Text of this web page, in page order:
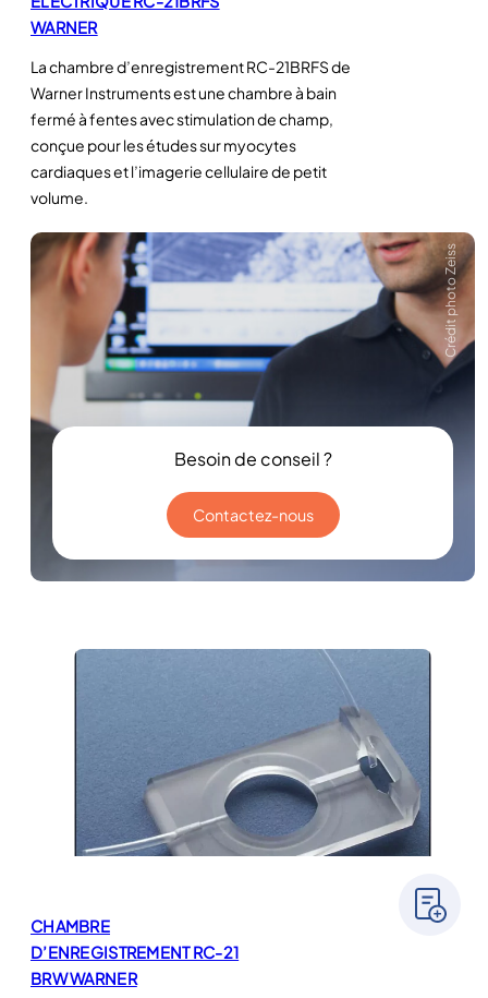
WARNER
La chambre d’enregistrement RC-21BRFS de
Warner Instruments est une chambre à bain
fermé à fentes avec stimulation de champ,
conçue pour les études sur myocytes
cardiaques et l’imagerie cellulaire de petit
volume.
Crédit photo Zeiss
Besoin de conseil ?
Contactez-nous
CHAMBRE
D’ENREGISTREMENT RC-21
BRW WARNER